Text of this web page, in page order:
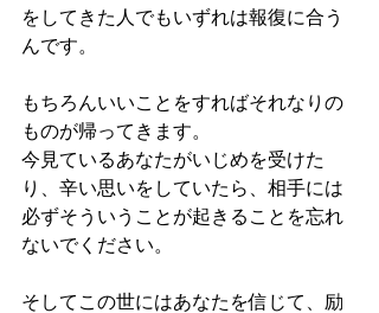
をしてきた人でもいずれは報復に合う
んです。
もちろんいいことをすればそれなりの
ものが帰ってきます。
今見ているあなたがいじめを受けた
り、辛い思いをしていたら、相手には
必ずそういうことが起きることを忘れ
ないでください。
そしてこの世にはあなたを信じて、励